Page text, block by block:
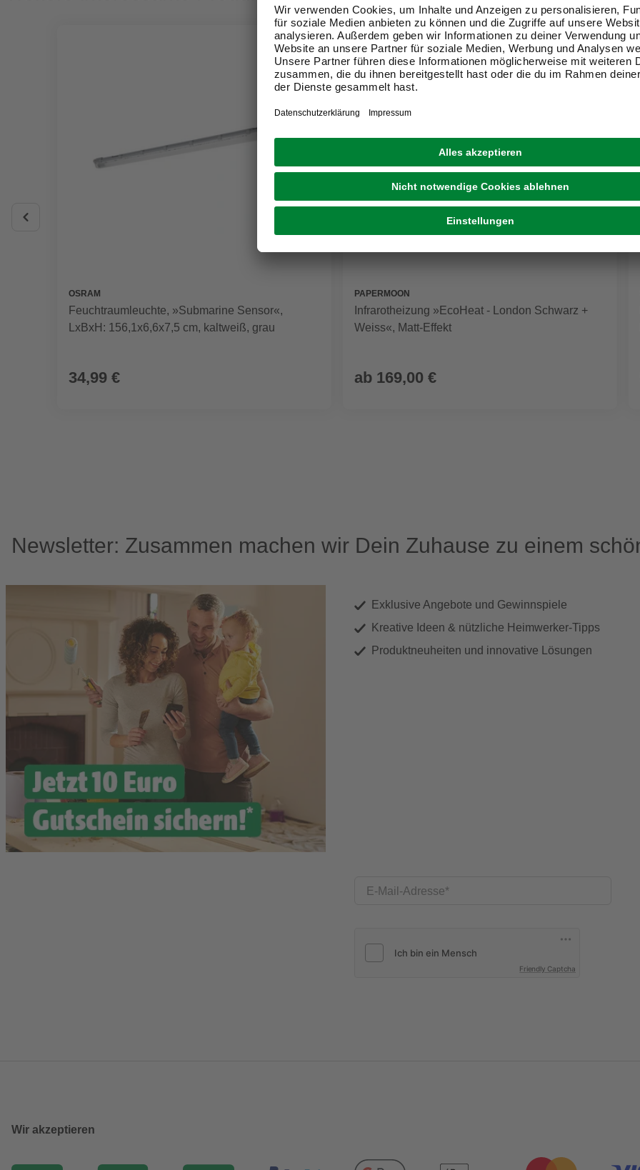
OSRAM
Feuchtraumleuchte, »Submarine Sensor«,
LxBxH: 156,1x6,6x7,5 cm, kaltweiß, grau
34,99 €
PAPERMOON
Infrarotheizung »EcoHeat - London Schwarz +
Weiss«, Matt-Effekt
ab 169,00 €
Newsletter: Zusammen machen wir Dein Zuhause zu einem
Exklusive Angebote und Gewinnspiele
Kreative Ideen & nützliche Heimwerker-Tipps
Produktneuheiten und innovative Lösungen
E-Mail-Adresse
Friendly Captcha
Wir akzeptieren